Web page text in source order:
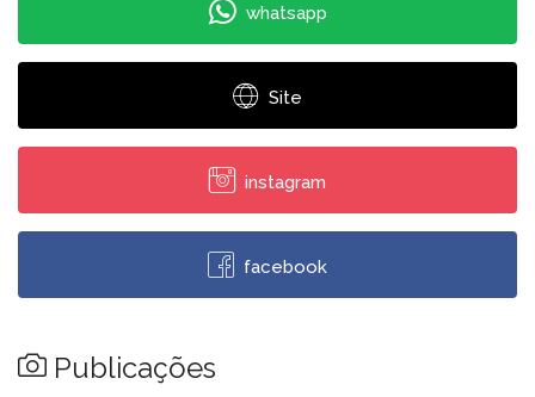
whatsapp
Site
instagram
facebook
Publicações